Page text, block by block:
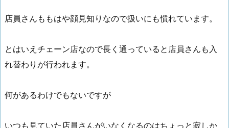
店員さんももはや顔見知りなので扱いにも慣れています。
とはいえチェーン店なので長く通っていると店員さんも入
れ替わりが行われます。
何があるわけでもないですが
いつも見ていた店員さんがいなくなるのはちょっと寂しか